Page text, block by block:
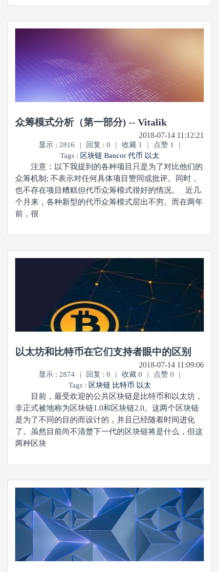
众筹模式分析（第一部分) -- Vitalik
2018-07-14 11:12:21
显示 : 2816 | 回复 : 0 | 收藏 1 | 点赞 1
|
Tags : 区块链 Bancor 代币 以太
注意：以下我提到的各种项目只是为了对比他们的
众筹机制; 不表示对任何具体项目赞同或批评。同时，
也不存在项目糟糕但代币众筹模式很好的情况。 近几
个月来，各种新型的代币众筹模式层出不穷。而在两年
前，很
以太坊和比特币在它们支持者眼中的区别
2018-07-14 11:09:06
显示 : 2874 | 回复 : 0 | 收藏 0 | 点赞 0
|
Tags : 区块链 比特币 以太
目前，最受欢迎的公共区块链是比特币和以太坊，
非正式被地称为区块链1.0和区块链2.0。这两个区块链
是为了不同的目的而设计的，并且已经随着时间进化
了。虽然目前尚不清楚下一代的区块链将是什么，但这
两种区块